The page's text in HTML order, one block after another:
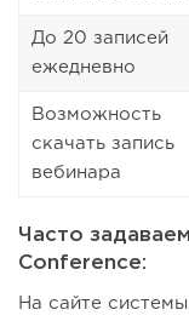
До 20 записей
ежедневно
Возможность
скачать запись
вебинара
Часто
Conference:
На сайте